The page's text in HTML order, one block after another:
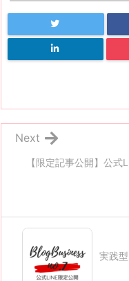
【限定記事公開】公
Next
実践